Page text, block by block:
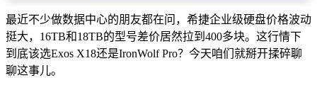
最近不少做数据中心的朋友都在问，希捷企业级硬盘价格波动
挺大，16TB和18TB的型号差价居然拉到400多块。这行情下
到底该选Exos X18还是IronWolf Pro？今天咱们就掰开揉碎聊
聊这事儿。